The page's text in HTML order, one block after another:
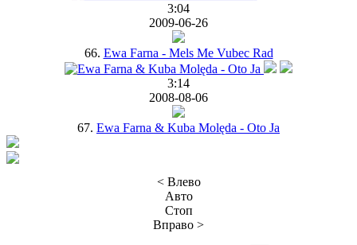
3:04
2009-06-26
66. Ewa Farna - Mels Me Vubec Rad
3:14
2008-08-06
67. Ewa Farna & Kuba Molęda - Oto Ja
< Влево
Авто
Стоп
Вправо >